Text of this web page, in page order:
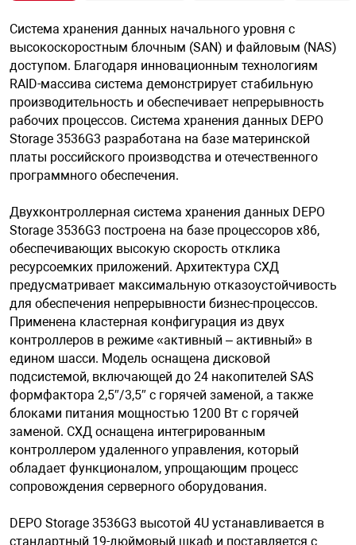
техника
средства охраны
ключи
безопасность
оборудование
Система хранения данных начального уровня с
высокоскоростным блочным (SAN) и файловым (NAS)
доступом. Благодаря инновационным технологиям
RAID-массива система демонстрирует стабильную
производительность и обеспечивает непрерывность
рабочих процессов. Система хранения данных DEPO
Storage 3536G3 разработана на базе материнской
платы российского производства и отечественного
программного обеспечения.
Двухконтроллерная система хранения данных DEPO
Storage 3536G3 построена на базе процессоров х86,
обеспечивающих высокую скорость отклика
ресурсоемких приложений. Архитектура СХД
предусматривает максимальную отказоустойчивость
для обеспечения непрерывности бизнес-процессов.
Применена кластерная конфигурация из двух
контроллеров в режиме «активный – активный» в
едином шасси. Модель оснащена дисковой
подсистемой, включающей до 24 накопителей SAS
формфактора 2,5″/3,5″ с горячей заменой, а также
блоками питания мощностью 1200 Вт с горячей
заменой. СХД оснащена интегрированным
контроллером удаленного управления, который
обладает функционалом, упрощающим процесс
сопровождения серверного оборудования.
DEPO Storage 3536G3 высотой 4U устанавливается в
стандартный 19-дюймовый шкаф и поставляется с